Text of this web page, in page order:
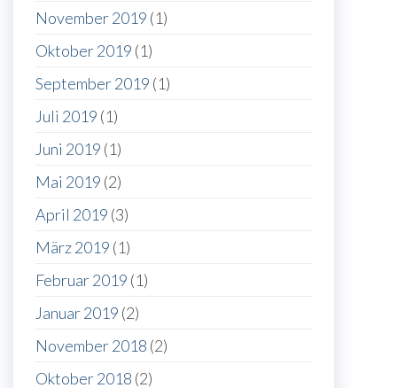
November 2019 (1)
Oktober 2019 (1)
September 2019 (1)
Juli 2019 (1)
Juni 2019 (1)
Mai 2019 (2)
April 2019 (3)
März 2019 (1)
Februar 2019 (1)
Januar 2019 (2)
November 2018 (2)
Oktober 2018 (2)